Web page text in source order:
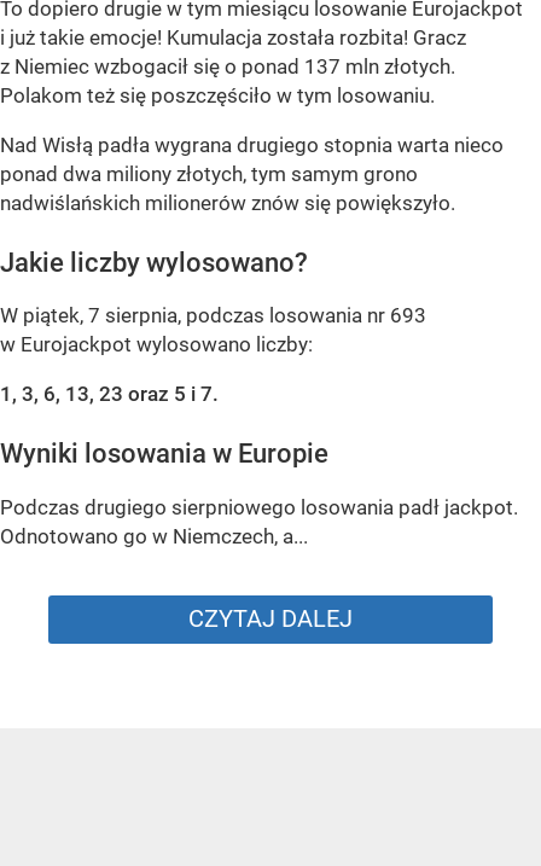
To dopiero drugie w tym miesiącu losowanie Eurojackpot
i już takie emocje! Kumulacja została rozbita! Gracz
z Niemiec wzbogacił się o ponad 137 mln złotych.
Polakom też się poszczęściło w tym losowaniu.
Nad Wisłą padła wygrana drugiego stopnia warta nieco
ponad dwa miliony złotych, tym samym grono
nadwiślańskich milionerów znów się powiększyło.
Jakie liczby wylosowano?
W piątek, 7 sierpnia, podczas losowania nr 693
w Eurojackpot wylosowano liczby:
1, 3, 6, 13, 23 oraz 5 i 7.
Wyniki losowania w Europie
Podczas drugiego sierpniowego losowania padł jackpot.
Odnotowano go w Niemczech, a...
CZYTAJ DALEJ